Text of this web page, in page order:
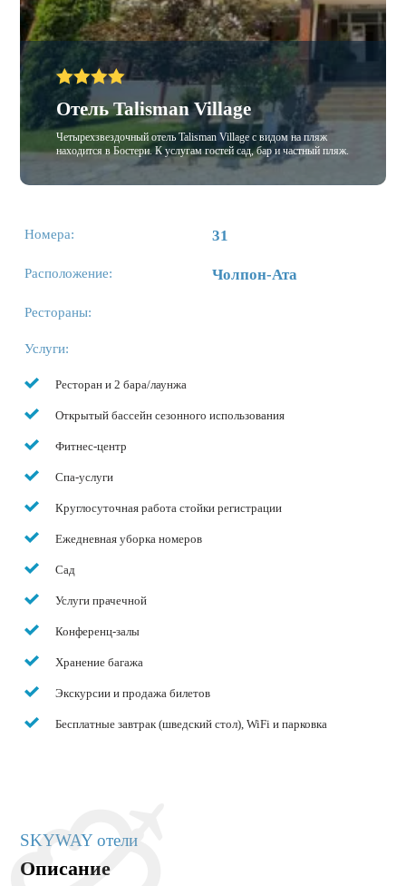
Отель Talisman Village
Четырехзвездочный отель Talisman Village с видом на пляж
находится в Бостери. К услугам гостей сад, бар и частный пляж.
Номера: 31
Расположение: Чолпон-Ата
Рестораны:
Услуги:
Ресторан и 2 бара/лаунжа
Открытый бассейн сезонного использования
Фитнес-центр
Спа-услуги
Круглосуточная работа стойки регистрации
Ежедневная уборка номеров
Сад
Услуги прачечной
Конференц-залы
Хранение багажа
Экскурсии и продажа билетов
Бесплатные завтрак (шведский стол), WiFi и парковка
SKYWAY отели
Описание